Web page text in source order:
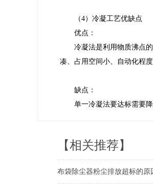
（4）冷凝工艺优缺点
优点：
冷凝法是利用物质沸点
凑、占用空间小、自动化程
缺点：
单一冷凝法要达标需要
【相关推荐】
布袋除尘器粉尘排放超标的原